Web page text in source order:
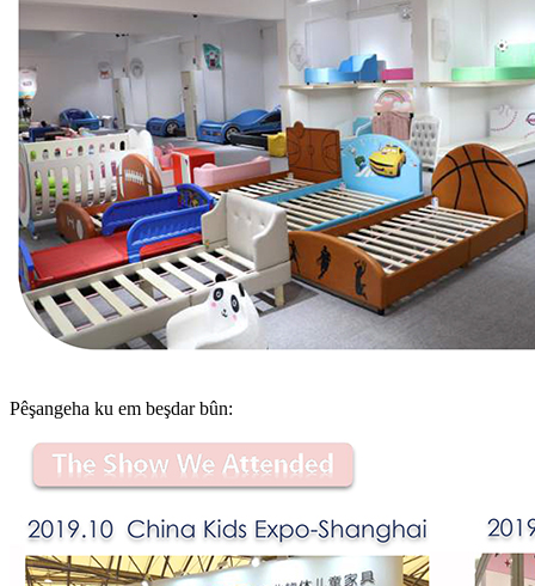
Pêşangeha ku em beşdar bûn: